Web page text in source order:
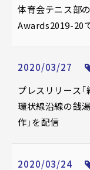
体育会テニス部
Awards2019-20
2020/03/27
プレスリリース
環状線沿線の銭
作」を配信
2020/03/24